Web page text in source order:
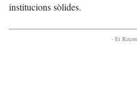
institucions sòlides.
- Et